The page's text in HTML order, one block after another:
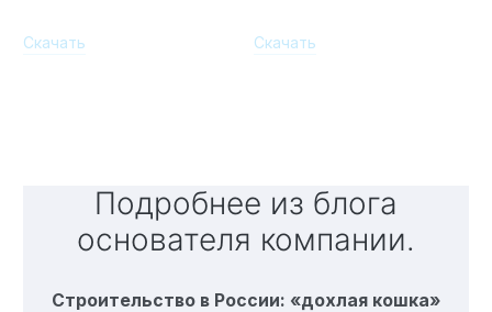
Скачать Скачать
Подробнее из блога
основателя компании.
Строительство в России: «дохлая кошка»